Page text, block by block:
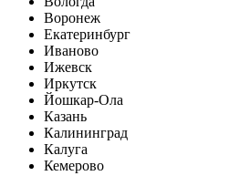
Воронеж
Екатеринбург
Иваново
Ижевск
Иркутск
Йошкар-Ола
Казань
Калининград
Калуга
Кемерово